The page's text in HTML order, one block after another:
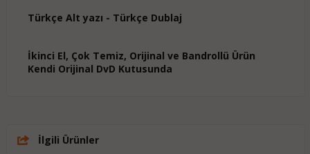
Türkçe Alt yazı - Türkçe Dublaj
İkinci El, Çok Temiz, Orijinal ve Bandrollü Ürün
Kendi Orijinal DvD Kutusunda
İlgili Ürünler